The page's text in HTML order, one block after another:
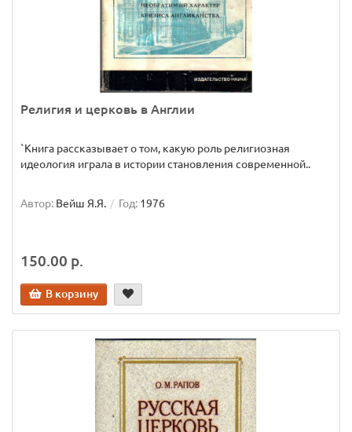
Религия и церковь в Англии
`Книга рассказывает о том, какую роль религиозная
идеология играла в истории становления современной..
Автор: Вейш Я.Я. Год: 1976
150.00 р.
В корзину